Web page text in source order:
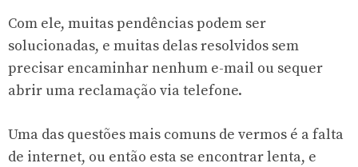
Com ele, muitas pendências podem ser
solucionadas, e muitas delas resolvidos sem
precisar encaminhar nenhum e-mail ou sequer
abrir uma reclamação via telefone.
Uma das questões mais comuns de vermos é a falta
de internet, ou então esta se encontrar lenta, e